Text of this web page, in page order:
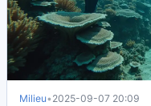
Milieu• 2025-09-07 20:09